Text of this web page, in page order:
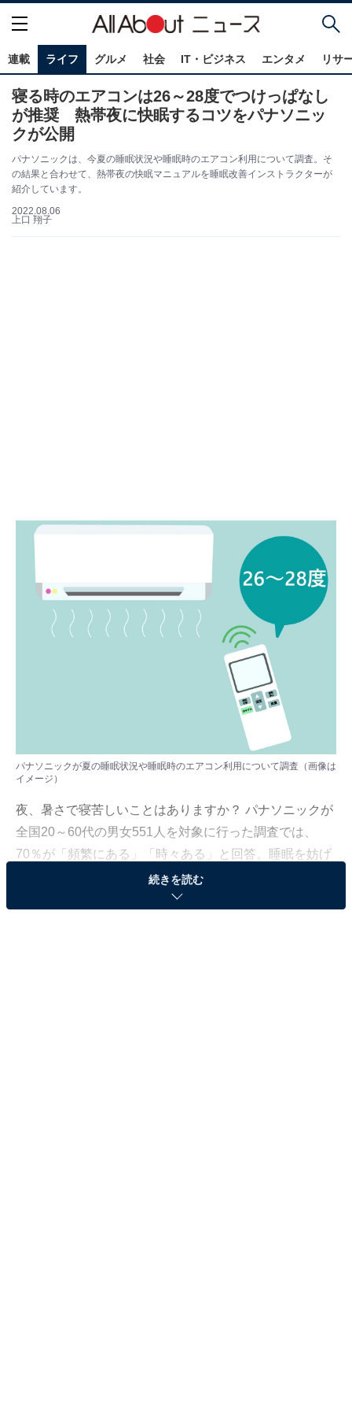
連載 ライフ グルメ 社会 IT・ビジネス エンタメ リサ
寝る時のエアコンは26～28度でつけっぱなし
が推奨 熱帯夜に快眠するコツをパナソニッ
クが公開
パナソニックは、今夏の睡眠状況や睡眠時のエアコン利用について調査。そ
の結果と合わせて、熱帯夜の快眠マニュアルを睡眠改善インストラクターが
紹介しています。
2022.08.06
上口 翔子
パナソニックが夏の睡眠状況や睡眠時のエアコン利用について調査（画像は
イメージ）
夜、暑さで寝苦しいことはありますか？ パナソニックが
全国20～60代の男女551人を対象に行った調査では、
70％が「頻繁にある」「時々ある」と回答。睡眠を妨げ
る要因は「暑さ」（70％）や「湿気」（51％）が上位
で、2021年の調査から約30％増加していることが分かり
続きを読む